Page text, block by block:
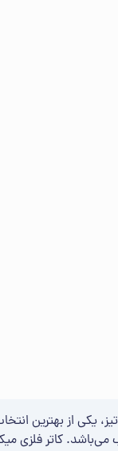
یکی از بهترین
می‌باشد. کاتر فلزی